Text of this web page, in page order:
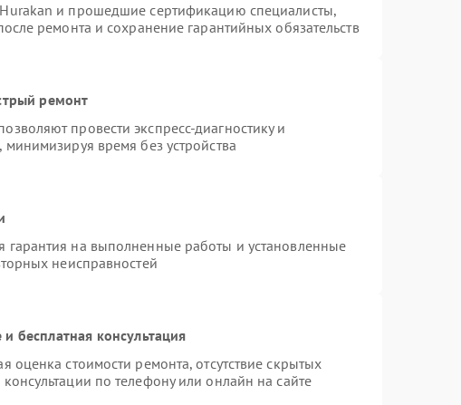
и прошедшие сертификацию специалисты,
ремонта и сохранение гарантийных обязательств
ремонт
провести экспресс-диагностику и
время без устройства
гарантия на выполненные работы и установленные
неисправностей
бесплатная консультация
оценка стоимости ремонта, отсутствие скрытых
по телефону или онлайн на сайте